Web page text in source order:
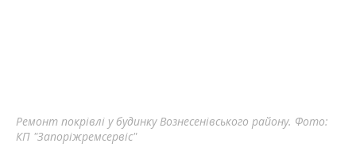
Ремонт покрівлі у будинку Вознесенівського району. Фото:
КП "Запоріжремсервіс"